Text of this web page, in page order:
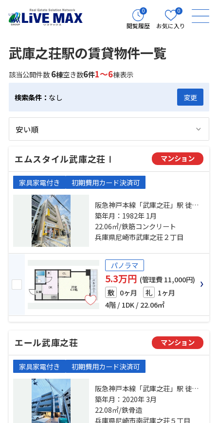
0
閲覧履歴
0
お気に入り
武庫之荘駅の賃貸物件一覧
該当公開件数6棟空き数6件1～6棟表示
検索条件： なし 変更
エムスタイル武庫之荘Ⅰ マンション
家具家電付き 初期費用カード決済可
阪急神戸本線「武庫之荘」駅 徒歩2
分 東海道本線「立花」駅 徒歩28分
東海道本線「甲子園口」駅 徒歩38
分
築年月：1982年 1月
22.06㎡/鉄筋コンクリート
兵庫県尼崎市武庫之荘２丁目
パノラマ
5.3万円 (管理費 11,000円)
敷 0ヶ月 礼 1ヶ月
4階 / 1DK / 22.06㎡
エール武庫之荘 マンション
家具家電付き 初期費用カード決済可
阪急神戸本線「武庫之荘」駅 徒歩8
分 東海道本線「立花」駅 徒歩25分
東海道本線「甲子園口」駅 徒歩25
分
築年月：2020年 3月
22.08㎡/鉄骨造
兵庫県尼崎市南武庫之荘５丁目